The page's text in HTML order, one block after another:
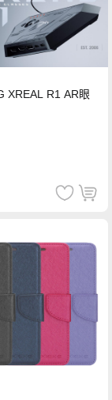
XREAL R1 AR眼